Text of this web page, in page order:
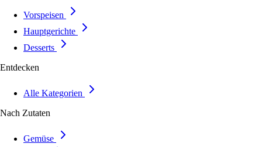
Vorspeisen
Hauptgerichte
Desserts
Entdecken
Alle Kategorien
Nach Zutaten
Gemüse